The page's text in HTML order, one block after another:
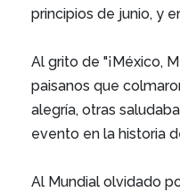
principios de junio, y
Al grito de "¡México,
paisanos que
alegría, otras
evento en la historia
Al Mundial olvidado